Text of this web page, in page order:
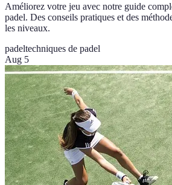
Améliorez votre jeu avec notre guide
padel. Des conseils pratiques et des
les niveaux.
padeltechniques de padel
Aug 5